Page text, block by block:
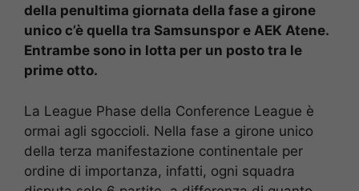
della penultima giornata della fase a girone
unico c’è quella tra Samsunspor e AEK Atene.
Entrambe sono in lotta per un posto tra le
prime otto.
La League Phase della Conference League è
ormai agli sgoccioli. Nella fase a girone unico
della terza manifestazione continentale per
ordine di importanza, infatti, ogni squadra